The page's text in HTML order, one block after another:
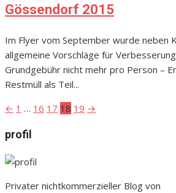
Gössendorf 2015
Im Flyer vom September wurde neben
allgemeine Vorschläge für
Grundgebühr nicht mehr pro Person –
Restmüll als Teil...
Seitennummerierung
der
Beiträge
← 1 … 16 17 18 19 →
profil
Privater nichtkommerzieller Blog von